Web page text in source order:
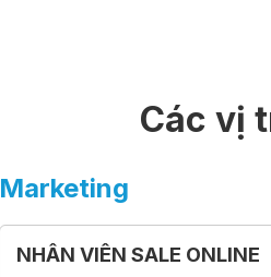
Các vị
Marketing
NHÂN VIÊN SALE ONLINE